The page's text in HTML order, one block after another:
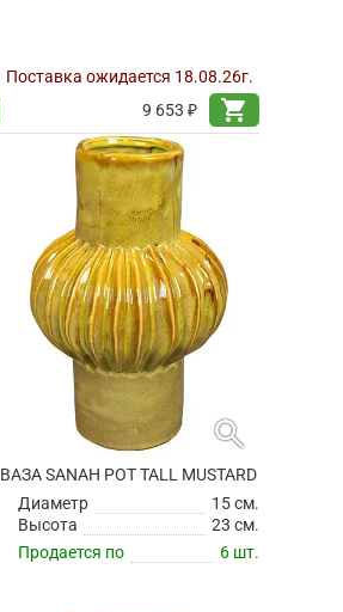
Поставка ожидается 18.08.26г.
9 653 ₽
shopping_cart
search
ВАЗА SANAH POT TALL MUSTARD
Диаметр
15 см.
Высота
23 см.
Продается по
6 шт.